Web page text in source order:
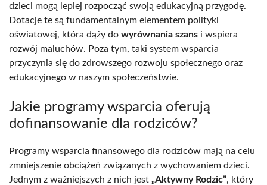
dzieci mogą lepiej rozpocząć swoją edukacyjną przygodę.
Dotacje te są fundamentalnym elementem polityki
oświatowej, która dąży do wyrównania szans i wspiera
rozwój maluchów. Poza tym, taki system wsparcia
przyczynia się do zdrowszego rozwoju społecznego oraz
edukacyjnego w naszym społeczeństwie.
Jakie programy wsparcia oferują
dofinansowanie dla rodziców?
Programy wsparcia finansowego dla rodziców mają na celu
zmniejszenie obciążeń związanych z wychowaniem dzieci.
Jednym z ważniejszych z nich jest „Aktywny Rodzic”, który